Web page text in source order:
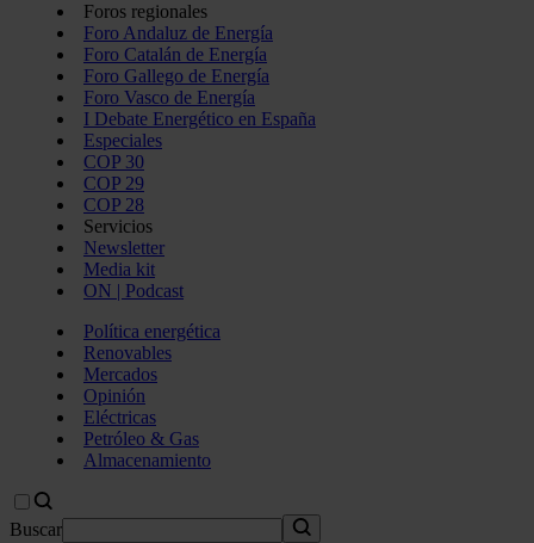
Foros regionales
Foro Andaluz de Energía
Foro Catalán de Energía
Foro Gallego de Energía
Foro Vasco de Energía
I Debate Energético en España
Especiales
COP 30
COP 29
COP 28
Servicios
Newsletter
Media kit
ON | Podcast
Política energética
Renovables
Mercados
Opinión
Eléctricas
Petróleo & Gas
Almacenamiento
Buscar